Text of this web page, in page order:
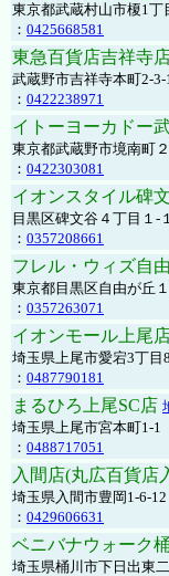
東京都武蔵村山市榎1丁
： 0425668581
東急百貨店吉祥寺
武蔵野市吉祥寺本町2-
： 0422238971
イトーヨーカドー
東京都武蔵野市境南町
： 0422303081
イオンスタイル碑
目黒区碑文谷４丁目１-
： 0357208661
フレル・ウィズ自
東京都目黒区自由が丘
： 0357263071
イオンモール上尾
埼玉県上尾市愛宕3丁
： 0487790181
まるひろ上尾SC店
埼玉県上尾市宮本町1-
： 0488717051
入間店(丸広百貨店
埼玉県入間市豊岡1-6-
： 0429606631
ベニバナウォーク
埼玉県桶川市下日出東